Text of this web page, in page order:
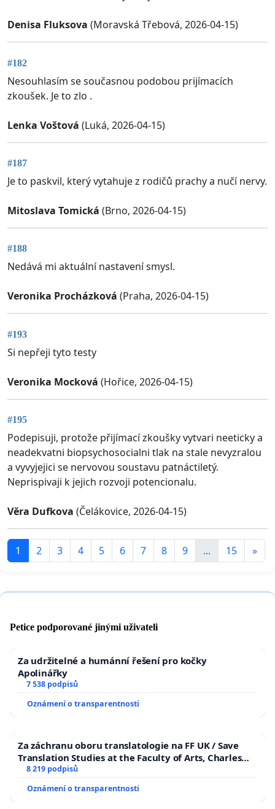
Denisa Fluksova (Moravská Třebová, 2026-04-15)
#182
Nesouhlasím se současnou podobou prijímacích
zkoušek. Je to zlo .
Lenka Voštová (Luká, 2026-04-15)
#187
Je to paskvil, který vytahuje z rodičů prachy a nučí nervy.
Mitoslava Tomická (Brno, 2026-04-15)
#188
Nedává mi aktuální nastavení smysl.
Veronika Procházková (Praha, 2026-04-15)
#193
Si nepřeji tyto testy
Veronika Mocková (Hořice, 2026-04-15)
#195
Podepisuji, protože přijímací zkoušky vytvari neeticky a
neadekvatni biopsychosocialni tlak na stale nevyzralou
a vyvyjejici se nervovou soustavu patnáctiletý.
Neprispivaji k jejich rozvoji potencionalu.
Věra Dufkova (Čelákovice, 2026-04-15)
1 2 3 4 5 6 7 8 9 ... 15 »
Petice podporované jinými uživateli
Za udržitelné a humánní řešení pro kočky
Apolinářky
7 538 podpisů
Oznámení o transparentnosti
Za záchranu oboru translatologie na FF UK / Save
Translation Studies at the Faculty of Arts, Charles
University
8 219 podpisů
Oznámení o transparentnosti